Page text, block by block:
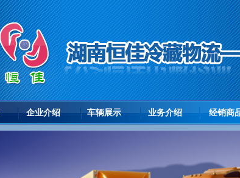
企业介绍 车辆展示 业务介绍 经销商